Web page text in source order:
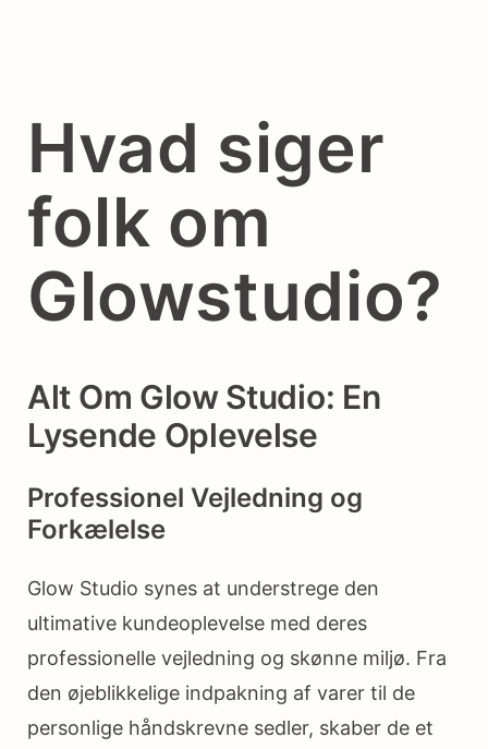
Hvad siger
folk om
Glowstudio?
Alt Om Glow Studio: En
Lysende Oplevelse
Professionel Vejledning og
Forkælelse
Glow Studio synes at understrege den
ultimative kundeoplevelse med deres
professionelle vejledning og skønne miljø. Fra
den øjeblikkelige indpakning af varer til de
personlige håndskrevne sedler, skaber de et